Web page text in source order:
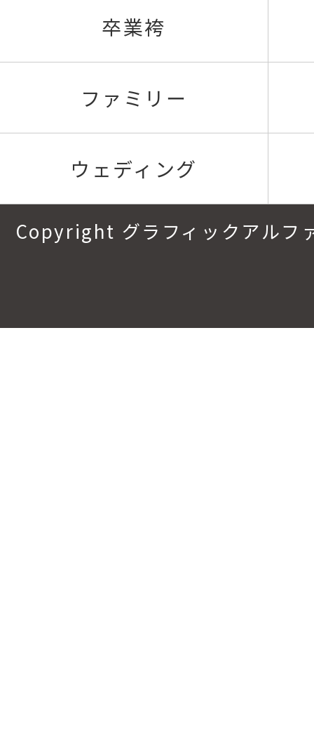
卒業袴
ファミリー
ウェディング
Copyright グラフィックアル